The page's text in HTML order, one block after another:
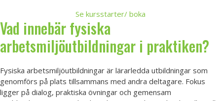
Se kursstarter/ boka
Vad innebär fysiska
arbetsmiljöutbildningar i praktiken?
Fysiska arbetsmiljöutbildningar är lärarledda utbildningar som
genomförs på plats tillsammans med andra deltagare. Fokus
ligger på dialog, praktiska övningar och gemensam